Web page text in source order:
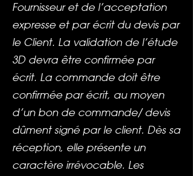
Fournisseur et de l’acceptation
expresse et par écrit du devis par
le Client. La validation de l’étude
3D devra être confirmée par
écrit. La commande doit être
confirmée par écrit, au moyen
d’un bon de commande/ devis
dûment signé par le client. Dès sa
réception, elle présente un
caractère irrévocable. Les